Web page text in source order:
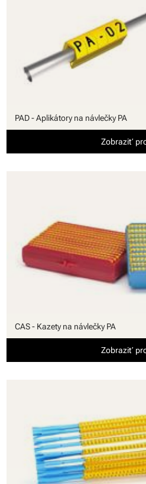
PAD - Aplikátory na návlečky PA
Zobraziť
CAS - Kazety na návlečky PA
Zobraziť